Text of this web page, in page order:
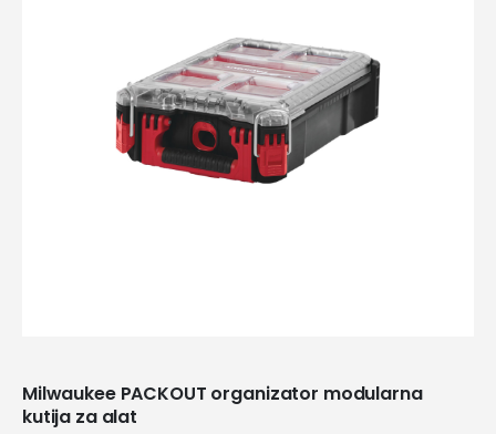
Milwaukee PACKOUT organizator modularna
kutija za alat